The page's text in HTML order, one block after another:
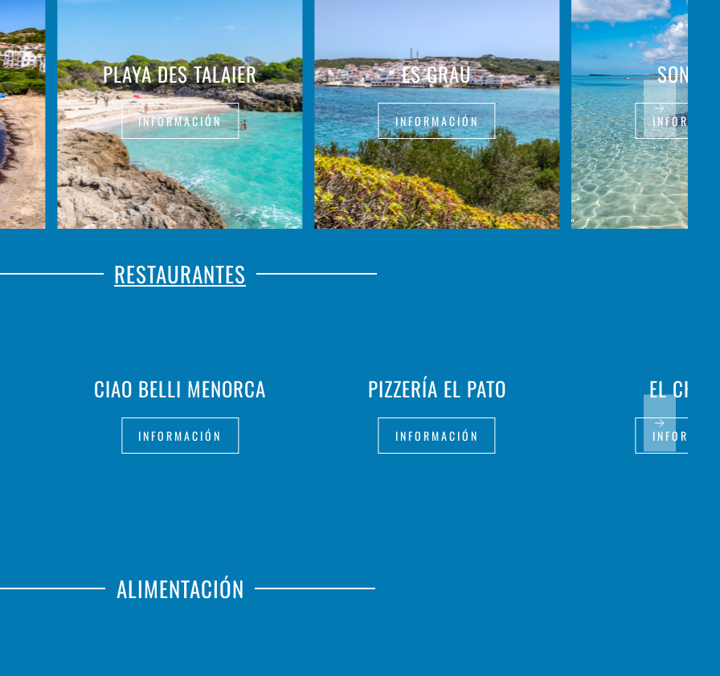
PLAYA DES TALAIER
INFORMACIÓN
ES GRAU
INFORMACIÓN
SON
RESTAURANTES
CIAO BELLI MENORCA
INFORMACIÓN
PIZZERÍA EL PATO
INFORMACIÓN
EL
ALIMENTACIÓN